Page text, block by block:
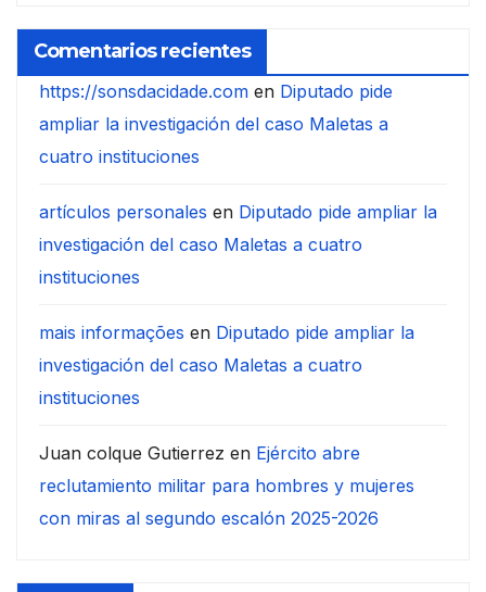
Comentarios recientes
https://sonsdacidade.com en Diputado pide
ampliar la investigación del caso Maletas a
cuatro instituciones
artículos personales en Diputado pide ampliar la
investigación del caso Maletas a cuatro
instituciones
mais informações en Diputado pide ampliar la
investigación del caso Maletas a cuatro
instituciones
Juan colque Gutierrez en Ejército abre
reclutamiento militar para hombres y mujeres
con miras al segundo escalón 2025-2026